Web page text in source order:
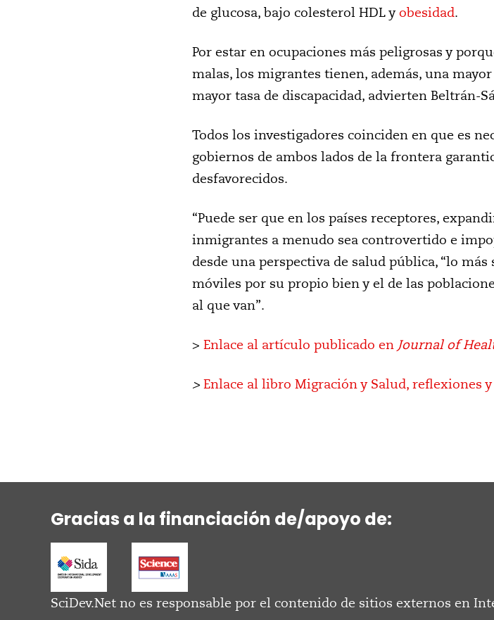
de glucosa, bajo colesterol HDL yobesidad.
Por estar en ocupaciones más peligrosas y
malas, los migrantes tienen, además, una
mayor tasa de discapacidad, advierten Beltrán-
Todos los investigadores coinciden en que es
gobiernos de ambos lados de la frontera
desfavorecidos.
“Puede ser que en los países receptores,
inmigrantes a menudo sea controvertido e
desde una perspectiva de salud pública, “lo
móviles por su propio bien y el de las
al que van”.
> Enlace al artículo publicado enJournal of
> Enlace al libro Migración y Salud, reflexiones
Gracias a la financiación de/apoyo de:
SciDev.Net no es responsable por el contenido de sitios externos en